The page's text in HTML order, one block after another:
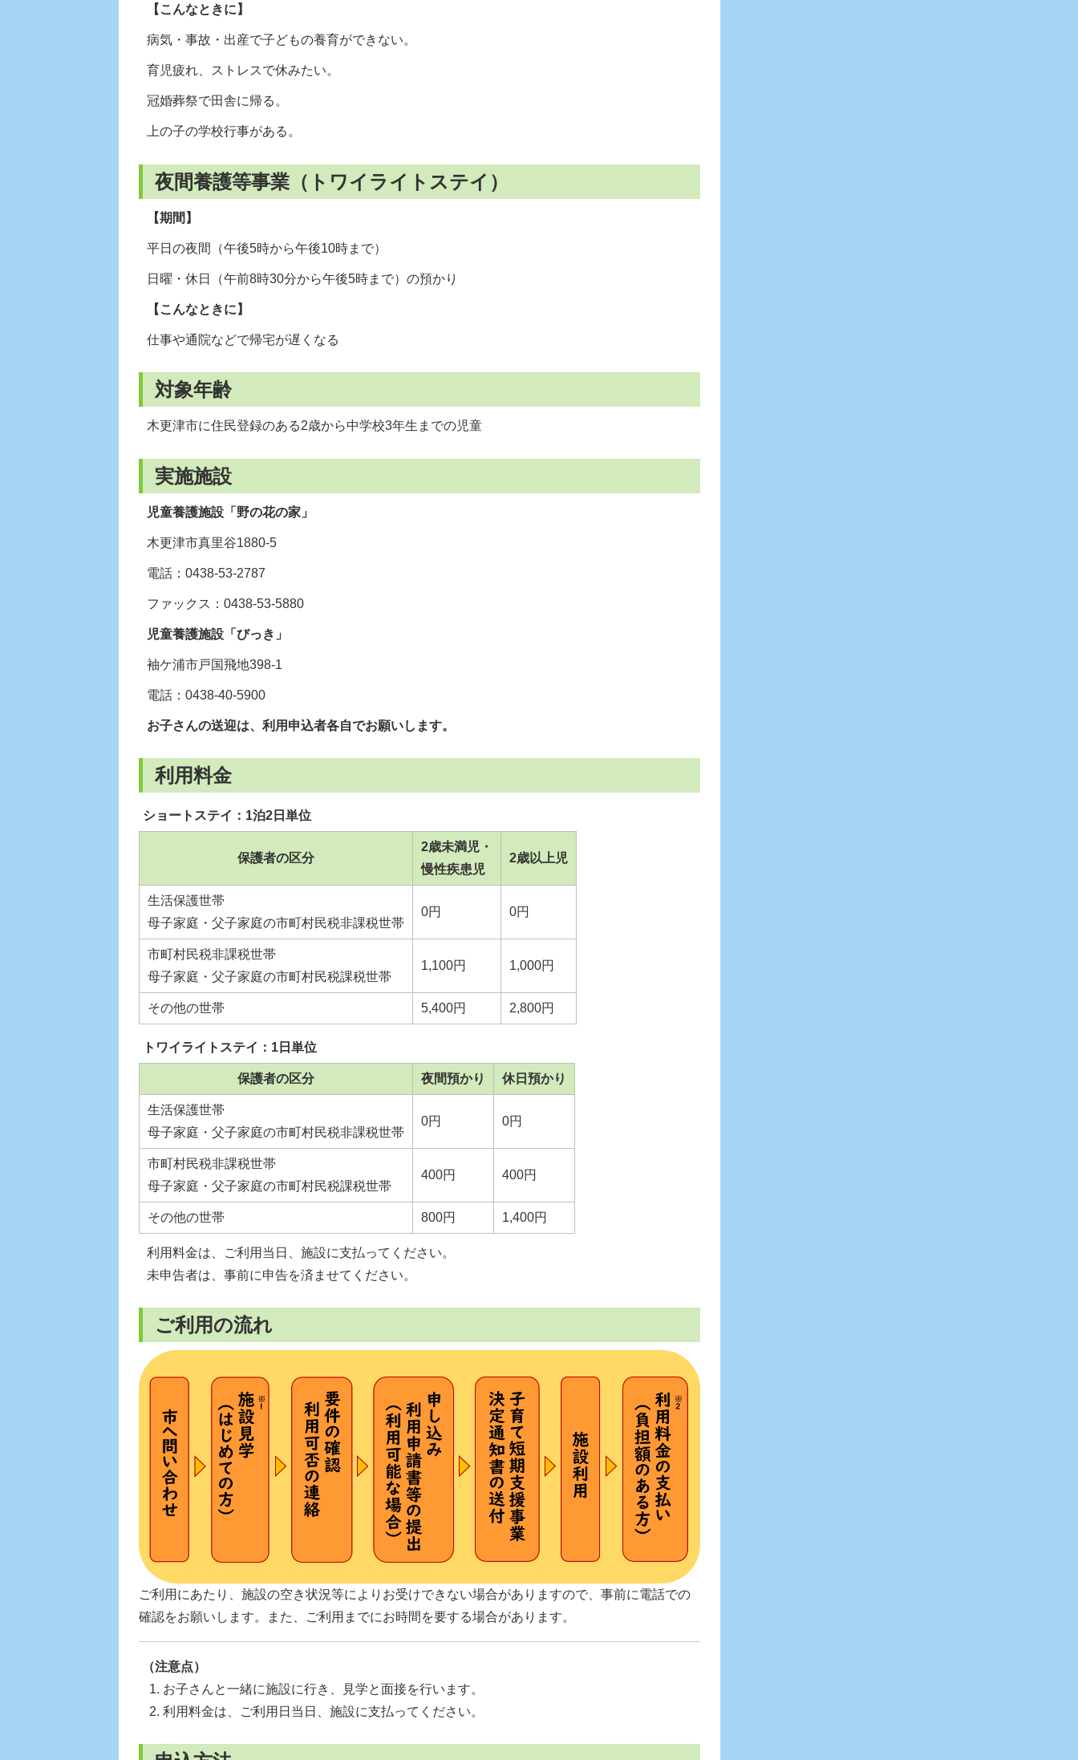
【こんなときに】
病気・事故・出産で子どもの養育ができない。
育児疲れ、ストレスで休みたい。
冠婚葬祭で田舎に帰る。
上の子の学校行事がある。
夜間養護等事業（トワイライトステイ）
【期間】
平日の夜間（午後5時から午後10時まで）
日曜・休日（午前8時30分から午後5時まで）の預かり
【こんなときに】
仕事や通院などで帰宅が遅くなる
対象年齢
木更津市に住民登録のある2歳から中学校3年生までの児童
実施施設
児童養護施設「野の花の家」
木更津市真里谷1880-5
電話：0438-53-2787
ファックス：0438-53-5880
児童養護施設「びっき」
袖ケ浦市戸国飛地398-1
電話：0438-40-5900
お子さんの送迎は、利用申込者各自でお願いします。
利用料金
ショートステイ：1泊2日単位
保護者の区分
2歳未満児・
慢性疾患児
2歳以上児
生活保護世帯
母子家庭・父子家庭の市町村民税非課税世帯
0円 0円
市町村民税非課税世帯
母子家庭・父子家庭の市町村民税課税世帯
1,100円 1,000円
その他の世帯 5,400円 2,800円
トワイライトステイ：1日単位
保護者の区分 夜間預かり 休日預かり
生活保護世帯
母子家庭・父子家庭の市町村民税非課税世帯
0円 0円
市町村民税非課税世帯
母子家庭・父子家庭の市町村民税課税世帯
400円 400円
その他の世帯 800円 1,400円
利用料金は、ご利用当日、施設に支払ってください。
未申告者は、事前に申告を済ませてください。
ご利用の流れ
ご利用にあたり、施設の空き状況等によりお受けできない場合がありますので、事前に電話での
確認をお願いします。また、ご利用までにお時間を要する場合があります。
（注意点）
お子さんと一緒に施設に行き、見学と面接を行います。
利用料金は、ご利用日当日、施設に支払ってください。